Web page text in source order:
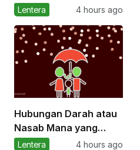
Abdul Aziz dalam Kitab
Rasyad
Lentera 4 hours ago
Hubungan Darah atau
Nasab Mana yang
Menentukan Waris?
Lentera 4 hours ago